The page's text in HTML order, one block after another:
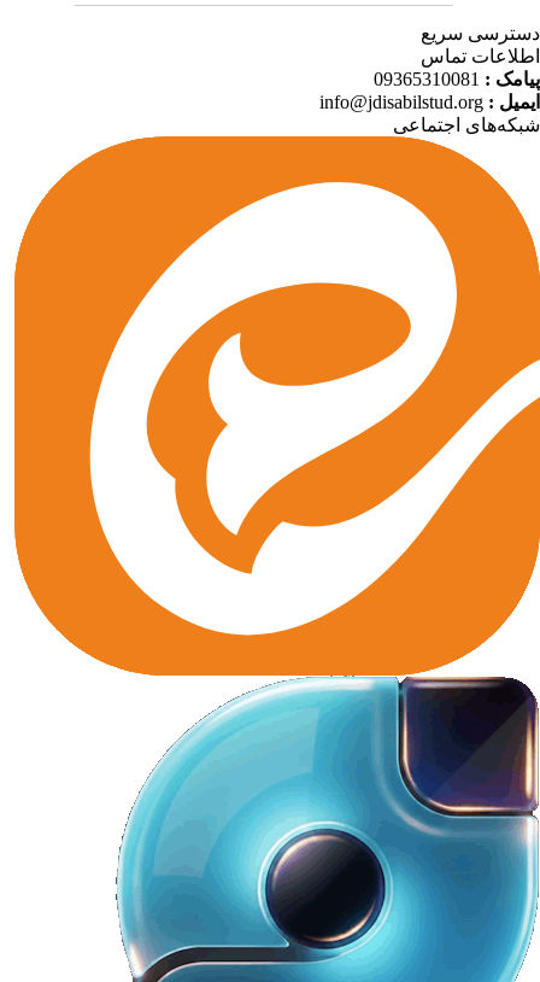
سریع
تماس
:
09365310081
:
info@jdisabilstud.org
اجتماعی